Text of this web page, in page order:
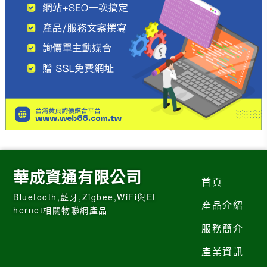
華成資通有限公司
Bluetooth,藍牙,Zigbee,WiFi與Et
hernet相關物聯網產品
首頁
產品介紹
服務簡介
產業資訊